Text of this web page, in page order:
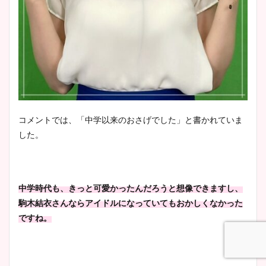
コメントでは、「中学以来のおさげでした」と書かれていま
した。
中学時代も、きっと可愛かったんだろうと想像できますし、
駒木結衣さんならアイドルになっていてもおかしくなかった
ですね。